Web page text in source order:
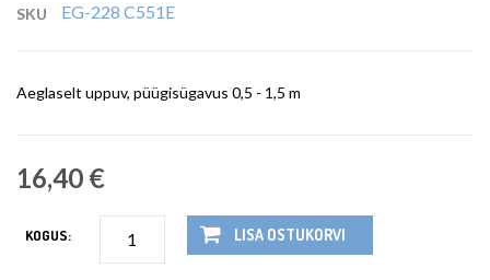
the
SKU
EG-228 C551E
Aeglaselt uppuv, püügisügavus 0,5 - 1,5 m
16,40 €
KOGUS: LISA OSTUKORVI